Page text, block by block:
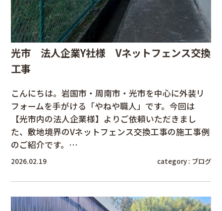
光市 法人企業Y社様 Vネットフェンス交換
工事
こんにちは。岩国市・周南市・光市を中心に外装リ
フォームを手がける「やねや職人」です。今回は
【光市内の法人企業様】よりご依頼いただきまし
た、敷地境界のVネットフェンス交換工事の施工事例
のご紹介です。…
2026.02.19 category : ブログ